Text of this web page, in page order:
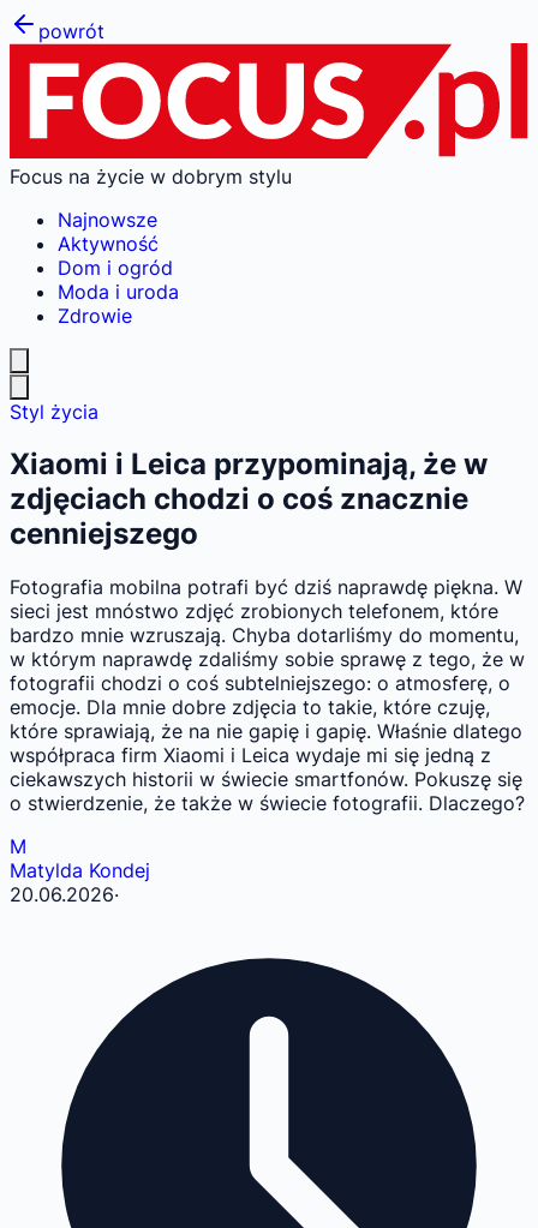
powrót
Focus na życie w dobrym stylu
Najnowsze
Aktywność
Dom i ogród
Moda i uroda
Zdrowie
Styl życia
Xiaomi i Leica przypominają, że w
zdjęciach chodzi o coś znacznie
cenniejszego
Fotografia mobilna potrafi być dziś naprawdę piękna. W
sieci jest mnóstwo zdjęć zrobionych telefonem, które
bardzo mnie wzruszają. Chyba dotarliśmy do momentu,
w którym naprawdę zdaliśmy sobie sprawę z tego, że w
fotografii chodzi o coś subtelniejszego: o atmosferę, o
emocje. Dla mnie dobre zdjęcia to takie, które czuję,
które sprawiają, że na nie gapię i gapię. Właśnie dlatego
współpraca firm Xiaomi i Leica wydaje mi się jedną z
ciekawszych historii w świecie smartfonów. Pokuszę się
o stwierdzenie, że także w świecie fotografii. Dlaczego?
M
Matylda Kondej
20.06.2026·